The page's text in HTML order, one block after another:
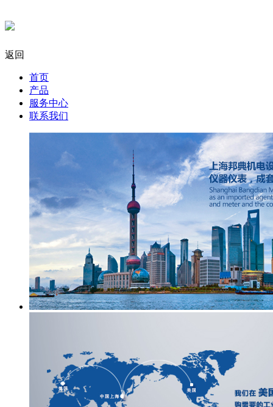
返回
首页
产品
服务中心
联系我们